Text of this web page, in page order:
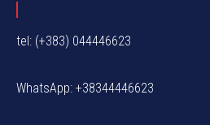
tel: (+383) 044446623
WhatsApp: +38344446623